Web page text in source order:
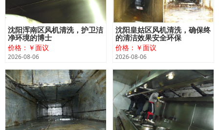
沈阳浑南区风机清洗，护卫洁
净环境的博士
价格：￥面议
2026-08-06
沈阳皇姑区风机清洗，确保终
的清洁效果安全环保
价格：￥面议
2026-08-06